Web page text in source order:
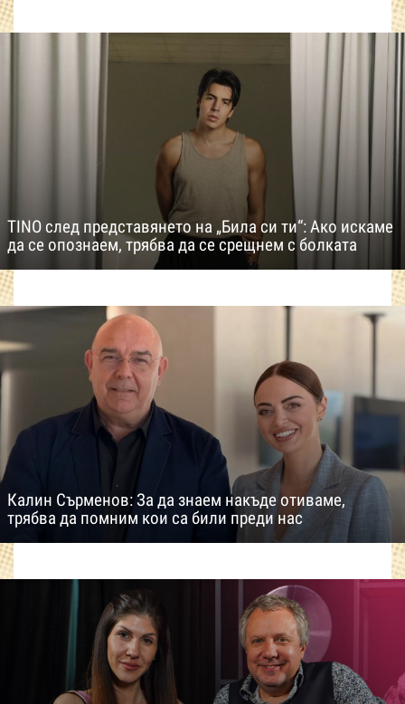
TINO след представянето на „Била си ти“: Ако искаме
да се опознаем, трябва да се срещнем с болката
Калин Сърменов: За да знаем накъде отиваме,
трябва да помним кои са били преди нас